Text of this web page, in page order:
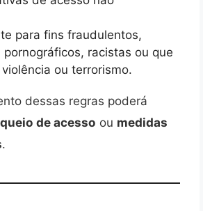
para fins fraudulentos,
racistas ou que
ou terrorismo.
dessas regras poderá
de acesso ou medidas
.